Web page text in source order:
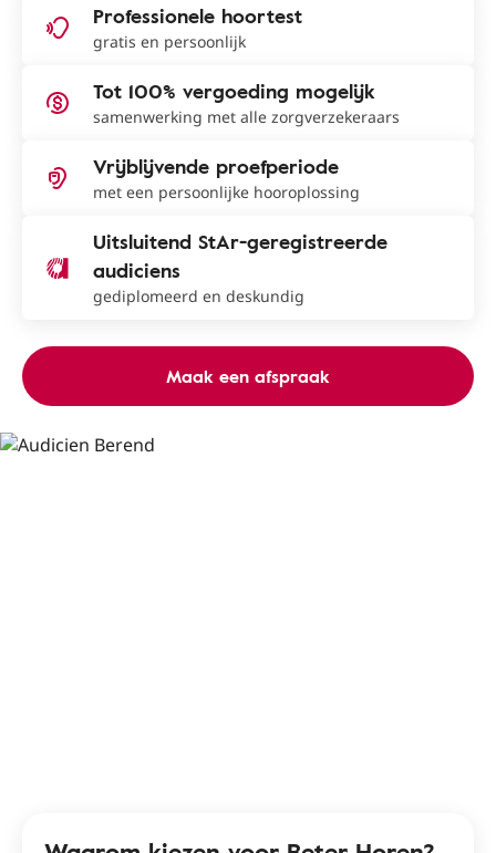
Professionele hoortest
gratis en persoonlijk
Tot 100% vergoeding mogelijk
samenwerking met alle zorgverzekeraars
Vrijblijvende proefperiode
met een persoonlijke hooroplossing
Uitsluitend StAr-geregistreerde
audiciens
gediplomeerd en deskundig
Maak een afspraak